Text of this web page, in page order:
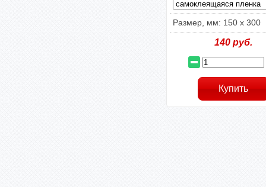
Размер, мм: 150 х 300
140 руб.